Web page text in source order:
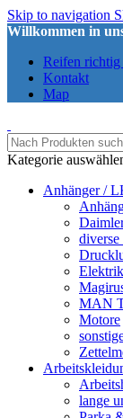
Skip to navigation
Willkommen in
Reifen richtig
Kontakt
Map
Kategorie
Anhänger /
MAN
Motore
lange